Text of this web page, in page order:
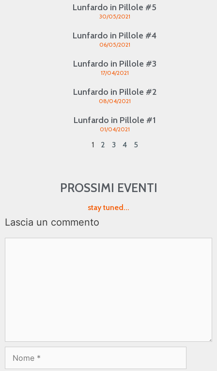
Lunfardo in Pillole #5
30/05/2021
Lunfardo in Pillole #4
06/05/2021
Lunfardo in Pillole #3
17/04/2021
Lunfardo in Pillole #2
08/04/2021
Lunfardo in Pillole #1
01/04/2021
1 2 3 4 5
PROSSIMI EVENTI
stay tuned...
Lascia un commento